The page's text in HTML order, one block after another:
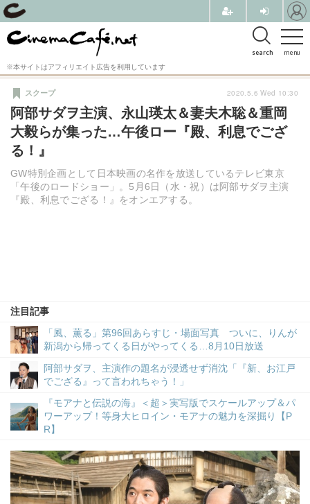
menu
search
※本サイトはアフィリエイト広告を利用しています
阿部サダヲ主演、永山瑛太＆妻夫木聡＆重岡
大毅らが集った…午後ロー『殿、利息でござ
る！』
GW特別企画として日本映画の名作を放送しているテレビ東京
「午後のロードショー」。5月6日（水・祝）は阿部サダヲ主演
『殿、利息でござる！』をオンエアする。
スクープ
注目記事
「風、薫る」第96回あらすじ・場面写真 ついに、りんが
新潟から帰ってくる日がやってくる…8月10日放送
阿部サダヲ、主演作の題名が浸透せず消沈「『新、お江戸
でござる』って言われちゃう！」
『モアナと伝説の海』＜超＞実写版でスケールアップ＆パ
ワーアップ！等身大ヒロイン・モアナの魅力を深掘り【P
R】
2020.5.6 Wed 10:30